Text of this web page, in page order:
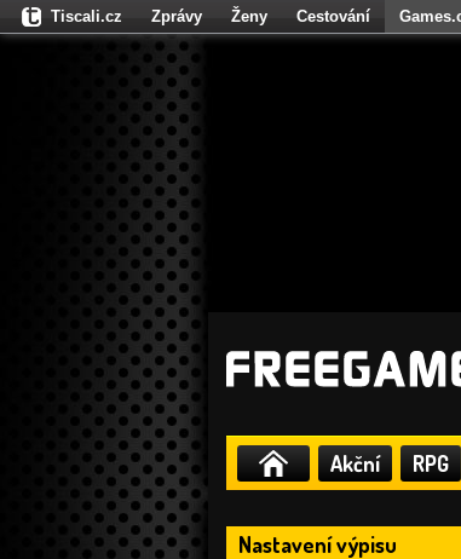
Akční RPG
Nastavení výpisu
Tiscali.cz Zprávy Ženy Cestování
Fights.cz